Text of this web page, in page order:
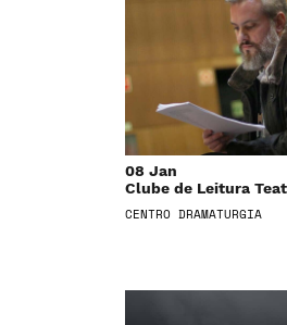
08 Jan
Clube de Leitura
CENTRO DRAMATURGIA